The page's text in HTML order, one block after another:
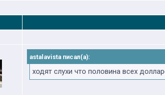
astalavista писал(а):
ходят слухи что половина всех